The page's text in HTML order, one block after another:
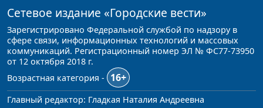
Сетевое издание «Городские вести»
Зарегистрировано Федеральной службой по надзору в
сфере связи, информационных технологий и массовых
коммуникаций. Регистрационный номер ЭЛ № ФС77-73950
от 12 октября 2018 г.
Возрастная категория -
16+
Главный редактор: Гладкая Наталия Андреевна